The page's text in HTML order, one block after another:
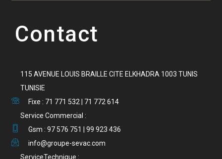
Contact
115 AVENUE LOUIS BRAILLE CITE ELKHADRA 1003 TUNIS
TUNISIE
Fixe : 71 771 532 | 71 772 614
Service Commercial :
Gsm : 97 576 751 | 99 923 436
info@groupe-sevac.com
ServiceTechnique :